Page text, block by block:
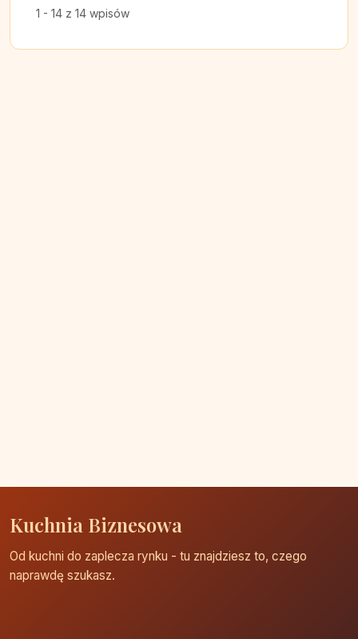
1 - 14 z 14 wpisów
Kuchnia Biznesowa
Od kuchni do zaplecza rynku - tu znajdziesz to, czego
naprawdę szukasz.